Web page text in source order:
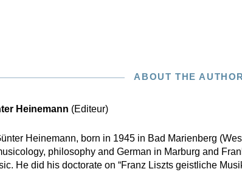
ABOUT THE
Heinemann (Editeur)
Heinemann, born in 1945 in Bad Marienberg
philosophy and German in Marburg and
He did his doctorate on “Franz Liszts geistliche